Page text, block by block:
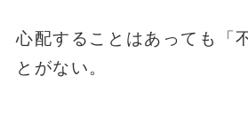
心配することはあっても「
とがない。